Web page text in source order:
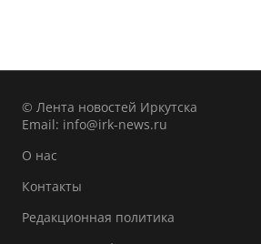
© Лента новостей Иркутска
Email: info@irk-news.ru
О нас
Контакты
Редакционная политика